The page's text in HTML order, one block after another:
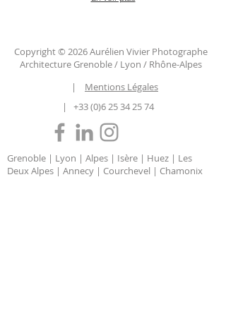
Copyright © 2026 Aurélien Vivier Photographe
Architecture Grenoble / Lyon / Rhône-Alpes
| Mentions Légales
| +33 (0)6 25 34 25 74
Grenoble | Lyon | Alpes | Isère | Huez | Les
Deux Alpes | Annecy | Courchevel | Chamonix